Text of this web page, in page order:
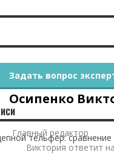
Осипенко
Главный редактор
Виктория ответит
Задать вопрос
тельфер: сравнение